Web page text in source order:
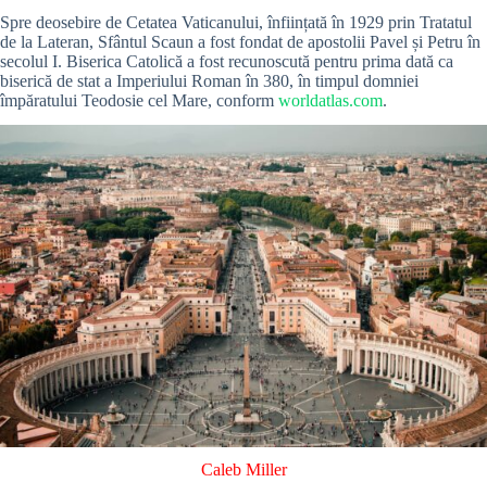
Spre deosebire de Cetatea Vaticanului, înființată în 1929 prin Tratatul
de la Lateran, Sfântul Scaun a fost fondat de apostolii Pavel și Petru în
secolul I. Biserica Catolică a fost recunoscută pentru prima dată ca
biserică de stat a Imperiului Roman în 380, în timpul domniei
împăratului Teodosie cel Mare, conform worldatlas.com.
Caleb Miller